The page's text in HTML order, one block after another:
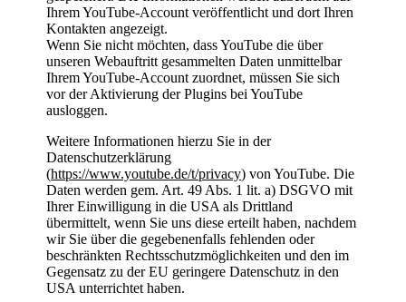
Ihrem YouTube-Account veröffentlicht und dort Ihren
Kontakten angezeigt.
Wenn Sie nicht möchten, dass YouTube die über
unseren Webauftritt gesammelten Daten unmittelbar
Ihrem YouTube-Account zuordnet, müssen Sie sich
vor der Aktivierung der Plugins bei YouTube
ausloggen.
Weitere Informationen hierzu Sie in der
Datenschutzerklärung
(https://www.youtube.de/t/privacy) von YouTube. Die
Daten werden gem. Art. 49 Abs. 1 lit. a) DSGVO mit
Ihrer Einwilligung in die USA als Drittland
übermittelt, wenn Sie uns diese erteilt haben, nachdem
wir Sie über die gegebenenfalls fehlenden oder
beschränkten Rechtsschutzmöglichkeiten und den im
Gegensatz zu der EU geringere Datenschutz in den
USA unterrichtet haben.